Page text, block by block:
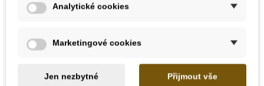
PlanToys Ekodomek s
PlanToys Hrazdička
1 920 Kč
Analytické cookies
Marketingové cookies
Jen nezbytné Přijmout vše